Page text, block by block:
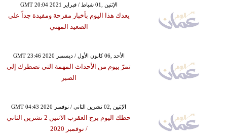
GMT 20:04 2021 الإثنين ,01 شباط / فبراير
يعدك هذا اليوم بأخبار مفرحة ومفيدة جداً على
الصعيد المهني
GMT 23:46 2020 الأحد ,06 كانون الأول / ديسمبر
تمرّ بيوم من الأحداث المهمة التي تضطرك إلى
الصبر
GMT 04:43 2020 الإثنين ,02 تشرين الثاني / نوفمبر
حظك اليوم برج العقرب الاثنين 2 تشرين الثاني
/ نوفمبر 2020